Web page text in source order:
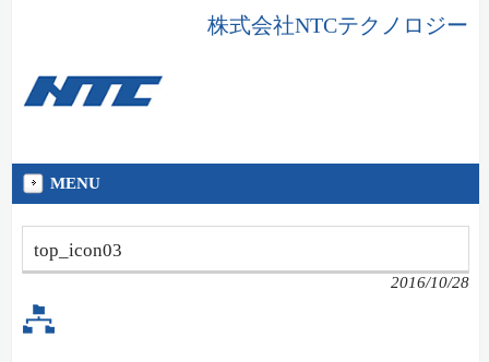
株式会社NTCテクノロジー
MENU
top_icon03
2016/10/28